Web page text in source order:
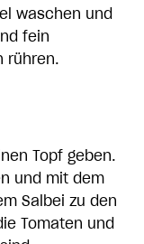
waschen und
fein
rühren.
Topf geben.
und mit dem
Salbei zu den
Tomaten und